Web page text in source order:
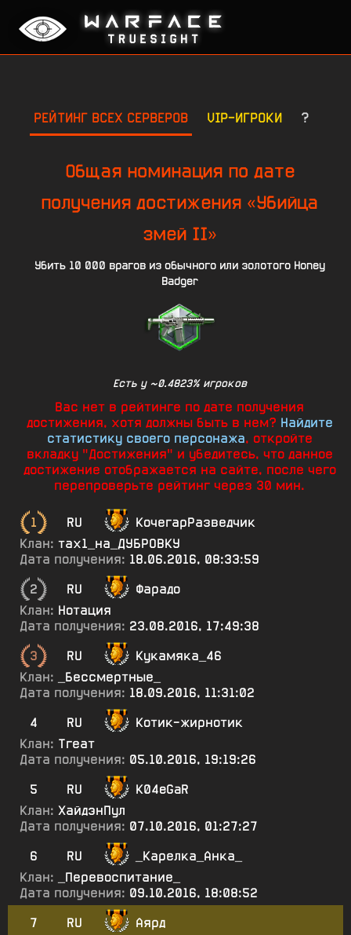
РЕЙТИНГ ВСЕХ СЕРВЕРОВ VIP-ИГРОКИ ?
Общая номинация по дате
получения достижения «Убийца
змей II»
Убить 10 000 врагов из обычного или золотого Honey
Badger
Есть у ~0.4823% игроков
Вас нет в рейтинге по дате получения
достижения, хотя должны быть в нем? Найдите
статистику своего персонажа, откройте
вкладку "Достижения" и убедитесь, что данное
достижение отображается на сайте, после чего
перепроверьте рейтинг через 30 мин.
1 RU
КочегарРазведчик
Клан: тах1_на_ДУБРОВКУ
Дата получения: 18.06.2016, 08:33:59
2
RU
Фарадо
Клан: Нотация
Дата получения: 23.08.2016, 17:49:38
3
RU
Кукамяка_46
Клан:
_Бессмертные_
Дата получения: 18.09.2016, 11:31:02
4
RU
Котик-жирнотик
Клан: Тгеат
Дата получения: 05.10.2016, 19:19:26
5
RU
K04eGaR
Клан: ХайдэнПул
Дата получения: 07.10.2016, 01:27:27
6
RU
_Карелка_Анка_
Клан:
_Перевоспитание_
Дата получения: 09.10.2016, 18:08:52
7
RU
Аярд